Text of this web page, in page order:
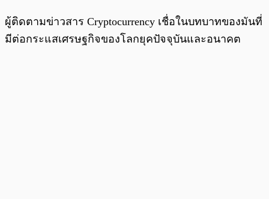
ผู้ติดตามข่าวสาร Cryptocurrency เชื่อในบทบาทของมันที่
มีต่อกระแสเศรษฐกิจของโลกยุคปัจจุบันและอนาคต